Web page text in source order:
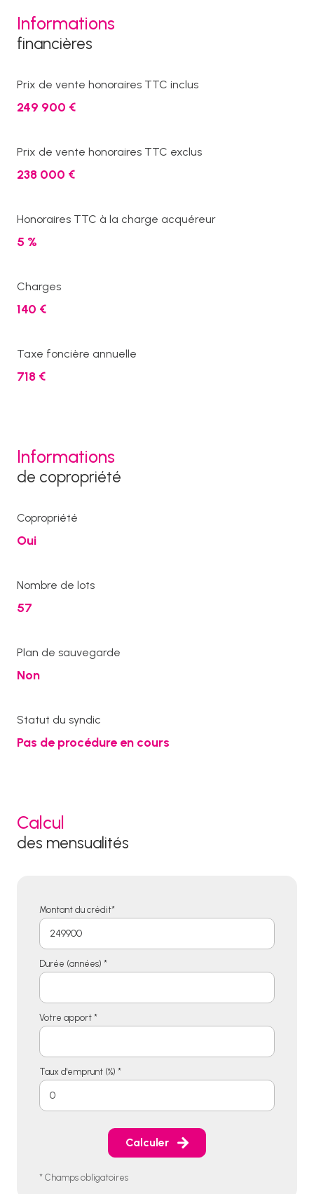
Informations
financières
Prix de vente honoraires TTC inclus
249 900 €
Prix de vente honoraires TTC exclus
238 000 €
Honoraires TTC à la charge acquéreur
5 %
Charges
140 €
Taxe foncière annuelle
718 €
Informations
de copropriété
Copropriété
Oui
Nombre de lots
57
Plan de sauvegarde
Non
Statut du syndic
Pas de procédure en cours
Calcul
des mensualités
Montant du crédit*
Durée (années) *
Votre apport *
Taux d'emprunt (%) *
Calculer
* Champs obligatoires